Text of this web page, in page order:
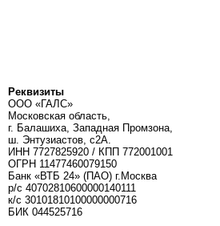
Реквизиты
ООО «ГАЛС»
Московская область,
г. Балашиха, Западная Промзона,
ш. Энтузиастов, с2А.
ИНН 7727825920 / КПП 772001001
ОГРН 11477460079150
Банк «ВТБ 24» (ПАО) г.Москва
р/с 40702810600000140111
к/c 30101810100000000716
БИК 044525716